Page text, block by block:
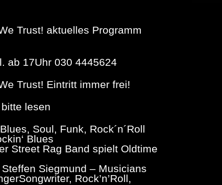
Trust! aktuelles Programm
ab 17Uhr 030 4445624
Trust! Eintritt immer frei!
lesen
Soul, Funk, Rock´n´Roll
Blues
Street Rag Band spielt Oldtime
Siegmund – Musicians
Rock’n’Roll,